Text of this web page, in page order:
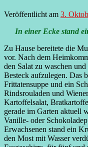
Veröffentlicht am 3.
In einer Ecke stand
Zu Hause bereitete die
vor. Nach dem
den Salat zu waschen
Besteck aufzulegen. Das
Frittatensuppe und ein
Rindsrouladen und
Kartoffelsalat,
gerade im Garten aktuell
Vanille- oder
Erwachsenen stand ein
den Most mit Wasser